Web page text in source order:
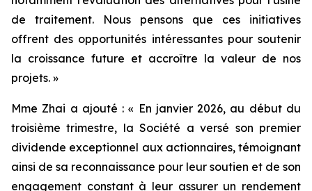
de traitement. Nous pensons que ces initiatives
offrent des opportunités intéressantes pour soutenir
la croissance future et accroître la valeur de nos
projets. »
Mme Zhai a ajouté : « En janvier 2026, au début du
troisième trimestre, la Société a versé son premier
dividende exceptionnel aux actionnaires, témoignant
ainsi de sa reconnaissance pour leur soutien et de son
engagement constant à leur assurer un rendement